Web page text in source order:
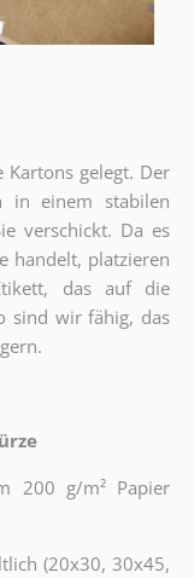
gelegt. Der
in einem stabilen
verschickt. Da es
handelt, platzieren
das auf die
sind wir fähig, das
200 g/m² Papier
(20x30, 30x45,